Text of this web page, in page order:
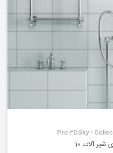
Pro 3DSky -
آلات 10